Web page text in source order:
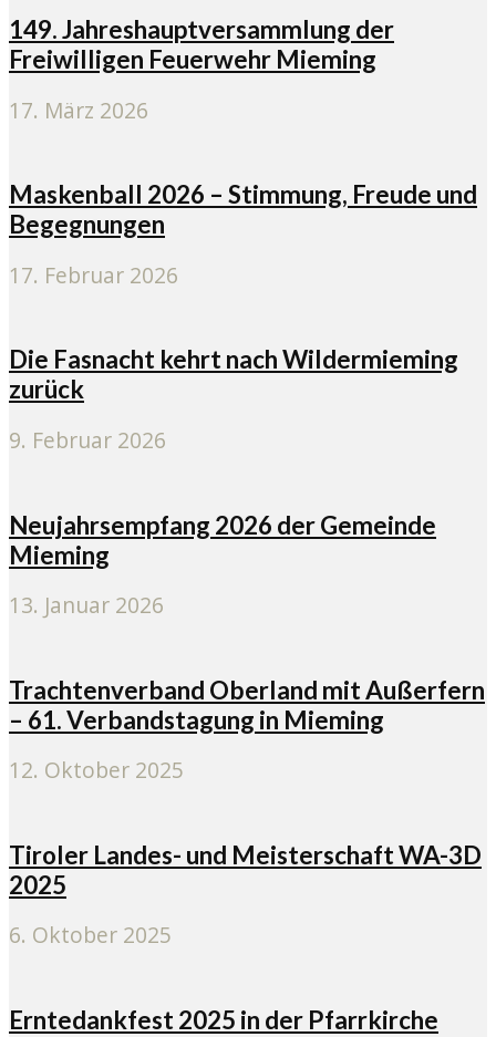
149. Jahreshauptversammlung der
Freiwilligen Feuerwehr Mieming
17. März 2026
Maskenball 2026 – Stimmung, Freude und
Begegnungen
17. Februar 2026
Die Fasnacht kehrt nach Wildermieming
zurück
9. Februar 2026
Neujahrsempfang 2026 der Gemeinde
Mieming
13. Januar 2026
Trachtenverband Oberland mit Außerfern
– 61. Verbandstagung in Mieming
12. Oktober 2025
Tiroler Landes- und Meisterschaft WA-3D
2025
6. Oktober 2025
Erntedankfest 2025 in der Pfarrkirche